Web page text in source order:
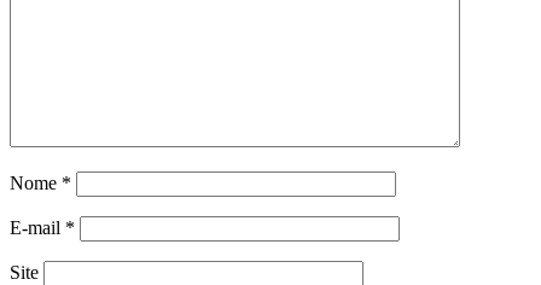
Nome *
E-mail *
Site